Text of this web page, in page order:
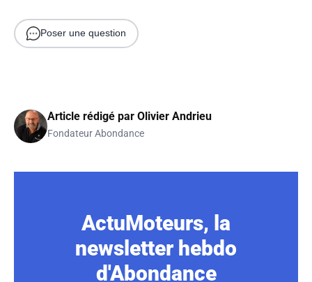
Poser une question
Article rédigé par Olivier Andrieu
Fondateur Abondance
ActuMoteurs, la
newsletter hebdo
d'Abondance